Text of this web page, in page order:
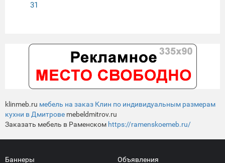
31
klinmeb.ru мебель на заказ Клин по индивидуальным размерам
кухни в Дмитрове mebeldmitrov.ru
Заказать мебель в Раменском https://ramenskoemeb.ru/
Баннеры Объявления